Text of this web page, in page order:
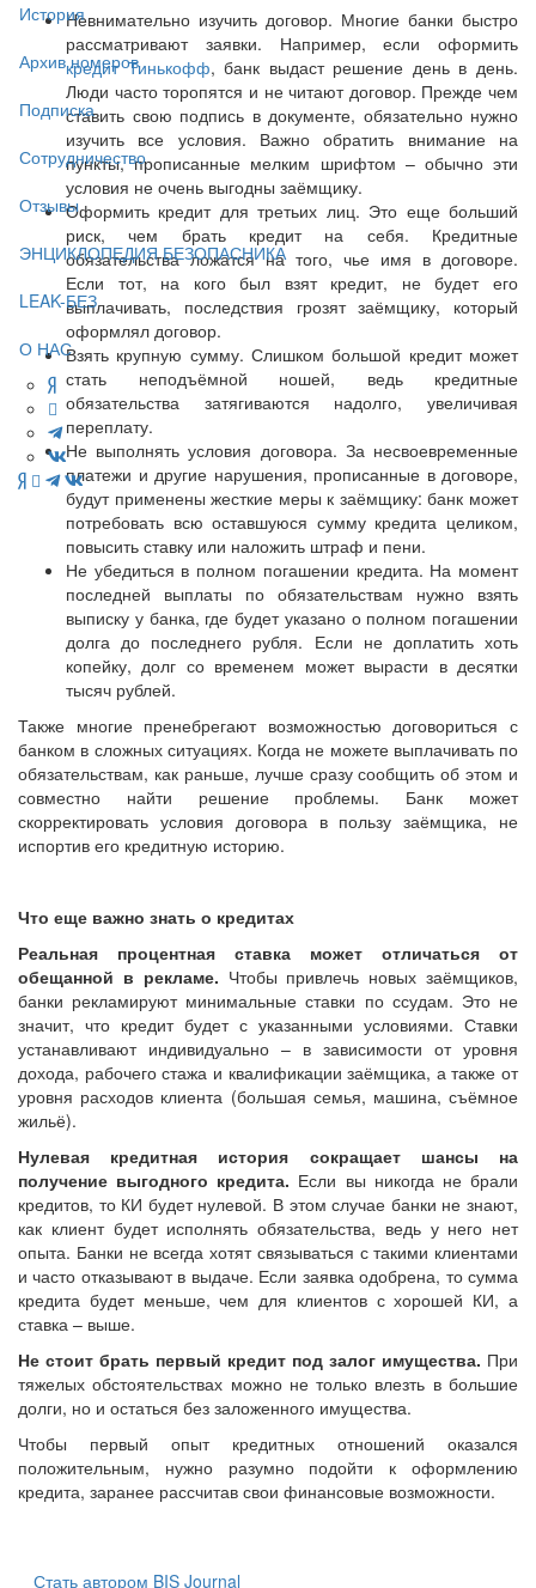
История
Архив номеров
Подписка
Сотрудничество
Отзывы
ЭНЦИКЛОПЕДИЯ БЕЗОПАСНИКА
LEAK-БЕЗ
О НАС
Невнимательно изучить договор. Многие банки быстро
рассматривают заявки. Например, если оформить
кредит Тинькофф, банк выдаст решение день в день.
Люди часто торопятся и не читают договор. Прежде чем
ставить свою подпись в документе, обязательно нужно
изучить все условия. Важно обратить внимание на
пункты, прописанные мелким шрифтом – обычно эти
условия не очень выгодны заёмщику.
Оформить кредит для третьих лиц. Это еще больший
риск, чем брать кредит на себя. Кредитные
обязательства ложатся на того, чье имя в договоре.
Если тот, на кого был взят кредит, не будет его
выплачивать, последствия грозят заёмщику, который
оформлял договор.
Взять крупную сумму. Слишком большой кредит может
стать неподъёмной ношей, ведь кредитные
обязательства затягиваются надолго, увеличивая
переплату.
Не выполнять условия договора. За несвоевременные
платежи и другие нарушения, прописанные в договоре,
будут применены жесткие меры к заёмщику: банк может
потребовать всю оставшуюся сумму кредита целиком,
повысить ставку или наложить штраф и пени.
Не убедиться в полном погашении кредита. На момент
последней выплаты по обязательствам нужно взять
выписку у банка, где будет указано о полном погашении
долга до последнего рубля. Если не доплатить хоть
копейку, долг со временем может вырасти в десятки
тысяч рублей.
Также многие пренебрегают возможностью договориться с
банком в сложных ситуациях. Когда не можете выплачивать по
обязательствам, как раньше, лучше сразу сообщить об этом и
совместно найти решение проблемы. Банк может
скорректировать условия договора в пользу заёмщика, не
испортив его кредитную историю.
Что еще важно знать о кредитах
Реальная процентная ставка может отличаться от
обещанной в рекламе. Чтобы привлечь новых заёмщиков,
банки рекламируют минимальные ставки по ссудам. Это не
значит, что кредит будет с указанными условиями. Ставки
устанавливают индивидуально – в зависимости от уровня
дохода, рабочего стажа и квалификации заёмщика, а также от
уровня расходов клиента (большая семья, машина, съёмное
жильё).
Нулевая кредитная история сокращает шансы на
получение выгодного кредита. Если вы никогда не брали
кредитов, то КИ будет нулевой. В этом случае банки не знают,
как клиент будет исполнять обязательства, ведь у него нет
опыта. Банки не всегда хотят связываться с такими клиентами
и часто отказывают в выдаче. Если заявка одобрена, то сумма
кредита будет меньше, чем для клиентов с хорошей КИ, а
ставка – выше.
Не стоит брать первый кредит под залог имущества. При
тяжелых обстоятельствах можно не только влезть в большие
долги, но и остаться без заложенного имущества.
Чтобы первый опыт кредитных отношений оказался
положительным, нужно разумно подойти к оформлению
кредита, заранее рассчитав свои финансовые возможности.
Стать автором BIS Journal